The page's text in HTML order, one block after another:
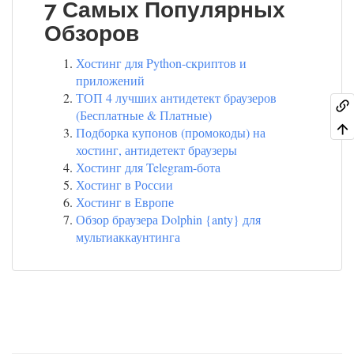
7 Самых Популярных
Обзоров
Хостинг для Python-скриптов и
приложений
ТОП 4 лучших антидетект браузеров
(Бесплатные & Платные)
Подборка купонов (промокоды) на
хостинг, антидетект браузеры
Хостинг для Telegram-бота
Хостинг в России
Хостинг в Европе
Обзор браузера Dolphin {anty} для
мультиаккаунтинга